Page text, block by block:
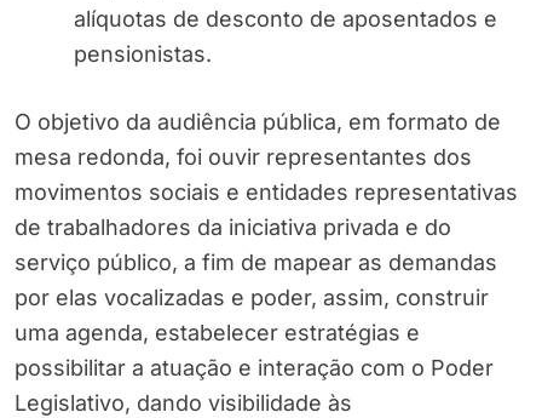
alíquotas de desconto de aposentados e
pensionistas.
O objetivo da audiência pública, em formato de
mesa redonda, foi ouvir representantes dos
movimentos sociais e entidades representativas
de trabalhadores da iniciativa privada e do
serviço público, a fim de mapear as demandas
por elas vocalizadas e poder, assim, construir
uma agenda, estabelecer estratégias e
possibilitar a atuação e interação com o Poder
Legislativo, dando visibilidade às